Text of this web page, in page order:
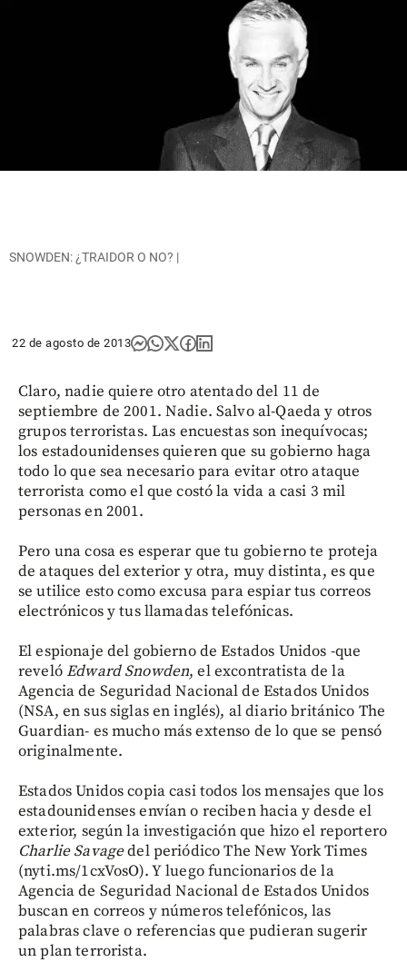
SNOWDEN: ¿TRAIDOR O NO? |
22 de agosto de 2013
Claro, nadie quiere otro atentado del 11 de
septiembre de 2001. Nadie. Salvo al-Qaeda y otros
grupos terroristas. Las encuestas son inequívocas;
los estadounidenses quieren que su gobierno haga
todo lo que sea necesario para evitar otro ataque
terrorista como el que costó la vida a casi 3 mil
personas en 2001.
Pero una cosa es esperar que tu gobierno te proteja
de ataques del exterior y otra, muy distinta, es que
se utilice esto como excusa para espiar tus correos
electrónicos y tus llamadas telefónicas.
El espionaje del gobierno de Estados Unidos -que
revelóEdward Snowden, el excontratista de la
Agencia de Seguridad Nacional de Estados Unidos
(NSA, en sus siglas en inglés), al diario británico The
Guardian- es mucho más extenso de lo que se pensó
originalmente.
Estados Unidos copia casi todos los mensajes que los
estadounidenses envían o reciben hacia y desde el
exterior, según la investigación que hizo el reportero
Charlie Savagedel periódico The New York Times
(nyti.ms/1cxVosO). Y luego funcionarios de la
Agencia de Seguridad Nacional de Estados Unidos
buscan en correos y números telefónicos, las
palabras clave o referencias que pudieran sugerir
un plan terrorista.